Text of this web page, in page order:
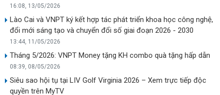
16:08, 13/05/2026
Lào Cai và VNPT ký kết hợp tác phát triển khoa học công nghệ,
đổi mới sáng tạo và chuyển đổi số giai đoạn 2026 - 2030
13:44, 11/05/2026
Tháng 5/2026: VNPT Money tặng KH combo quà tặng hấp dẫn
08:39, 08/05/2026
Siêu sao hội tụ tại LIV Golf Virginia 2026 – Xem trực tiếp độc
quyền trên MyTV